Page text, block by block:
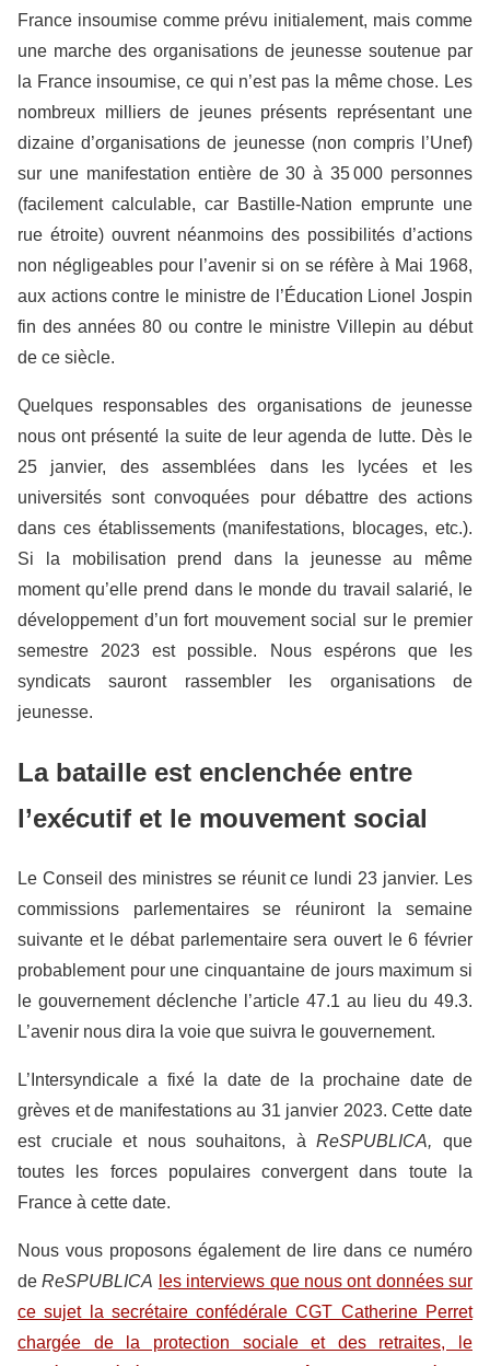
France insoumise comme prévu initialement, mais comme
une marche des organisations de jeunesse soutenue par
la France insoumise, ce qui n’est pas la même chose. Les
nombreux milliers de jeunes présents représentant une
dizaine d’organisations de jeunesse (non compris l’Unef)
sur une manifestation entière de 30 à 35 000 personnes
(facilement calculable, car Bastille-Nation emprunte une
rue étroite) ouvrent néanmoins des possibilités d’actions
non négligeables pour l’avenir si on se réfère à Mai 1968,
aux actions contre le ministre de l’Éducation Lionel Jospin
fin des années 80 ou contre le ministre Villepin au début
de ce siècle.
Quelques responsables des organisations de jeunesse
nous ont présenté la suite de leur agenda de lutte. Dès le
25 janvier, des assemblées dans les lycées et les
universités sont convoquées pour débattre des actions
dans ces établissements (manifestations, blocages, etc.).
Si la mobilisation prend dans la jeunesse au même
moment qu’elle prend dans le monde du travail salarié, le
développement d’un fort mouvement social sur le premier
semestre 2023 est possible. Nous espérons que les
syndicats sauront rassembler les organisations de
jeunesse.
La bataille est enclenchée entre
l’exécutif et le mouvement social
Le Conseil des ministres se réunit ce lundi 23 janvier. Les
commissions parlementaires se réuniront la semaine
suivante et le débat parlementaire sera ouvert le 6 février
probablement pour une cinquantaine de jours maximum si
le gouvernement déclenche l’article 47.1 au lieu du 49.3.
L’avenir nous dira la voie que suivra le gouvernement.
L’Intersyndicale a fixé la date de la prochaine date de
grèves et de manifestations au 31 janvier 2023. Cette date
est cruciale et nous souhaitons, à ReSPUBLICA, que
toutes les forces populaires convergent dans toute la
France à cette date.
Nous vous proposons également de lire dans ce numéro
deReSPUBLICA les interviews que nous ont données sur
ce sujet la secrétaire confédérale CGT Catherine Perret
chargée de la protection sociale et des retraites, le